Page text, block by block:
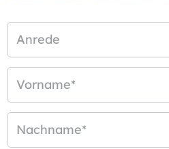
Anrede
Vorname*
Nachname*